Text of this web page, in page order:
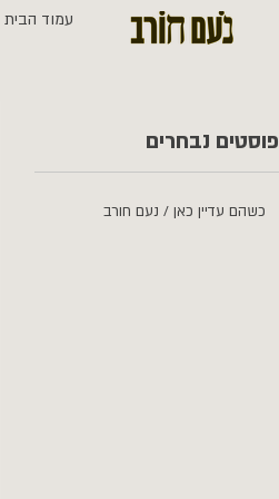
עמוד הבית
פוסטים נבחרים
כשהם עדיין כאן / נעם חורב